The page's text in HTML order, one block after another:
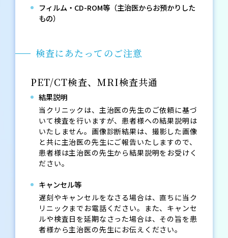
フィルム・CD-ROM等（主治医からお預かりした
もの）
検査にあたってのご注意
PET/CT検査、MRI検査共通
結果説明
当クリニックは、主治医の先生のご依頼に基づ
いて検査を行いますが、患者様への結果説明は
いたしません。画像診断結果は、撮影した画像
と共に主治医の先生にご報告いたしますので、
患者様は主治医の先生から結果説明をお受けく
ださい。
キャンセル等
遅刻やキャンセルをなさる場合は、直ちに当ク
リニックまでお電話ください。また、キャンセ
ルや検査日を延期なさった場合は、その旨を患
者様から主治医の先生にお伝えください。